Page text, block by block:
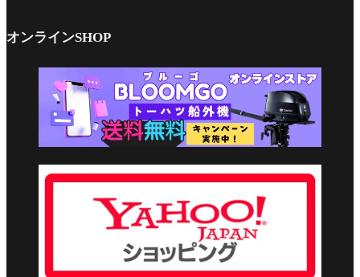
オンラインSHOP